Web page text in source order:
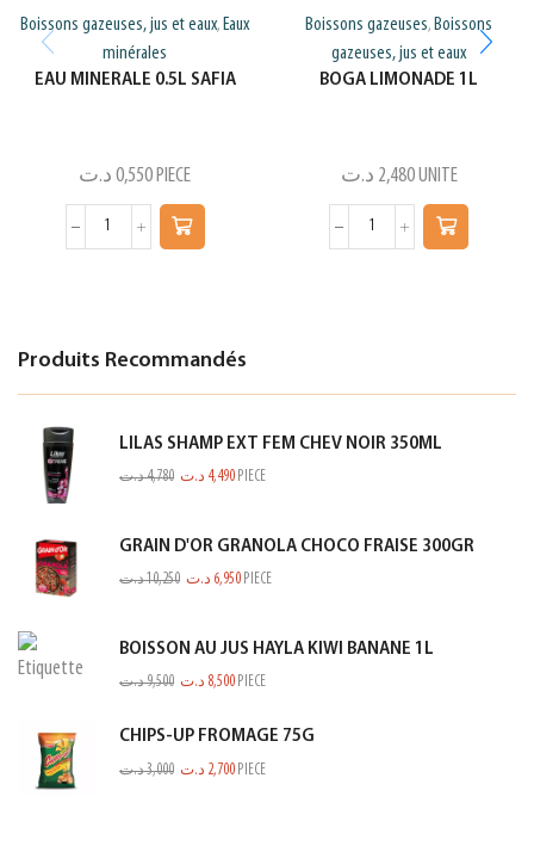
Boissons gazeuses, jus et eaux, Eaux
minérales
EAU MINERALE 0.5L SAFIA
0,550 د.ت PIECE
Boissons gazeuses, Boissons
gazeuses, jus et eaux
BOGA LIMONADE 1L
2,480 د.ت UNITE
Produits Recommandés
LILAS SHAMP EXT FEM CHEV NOIR 350ML
4,780د.ت 4,490 د.ت PIECE
GRAIN D'OR GRANOLA CHOCO FRAISE 300GR
10,250د.ت 6,950 د.ت PIECE
BOISSON AU JUS HAYLA KIWI BANANE 1L
9,500د.ت 8,500 د.ت PIECE
CHIPS-UP FROMAGE 75G
3,000د.ت 2,700 د.ت PIECE